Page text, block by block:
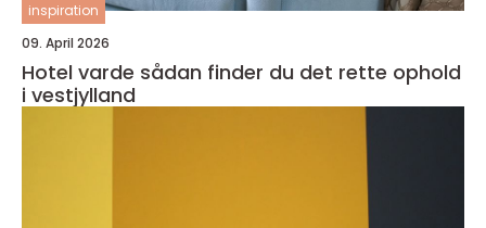
inspiration
09. April 2026
Hotel varde sådan finder du det rette ophold
i vestjylland